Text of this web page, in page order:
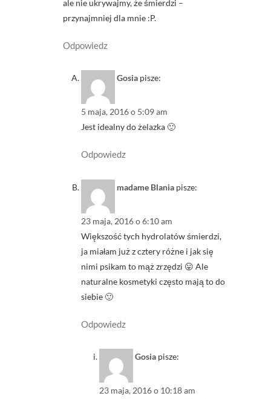
ale nie ukrywajmy, że śmierdzi –
przynajmniej dla mnie :P.
Odpowiedz
Gosia pisze:
5 maja, 2016 o 5:09 am
Jest idealny do żelazka 🙂
Odpowiedz
madame Blania pisze:
23 maja, 2016 o 6:10 am
Większość tych hydrolatów śmierdzi,
ja miałam już z cztery różne i jak się
nimi psikam to mąż zrzędzi 😛 Ale
naturalne kosmetyki często mają to do
siebie 🙂
Odpowiedz
Gosia pisze:
23 maja, 2016 o 10:18 am